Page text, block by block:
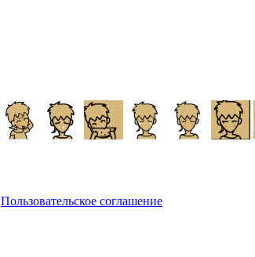
Пользовательское соглашение